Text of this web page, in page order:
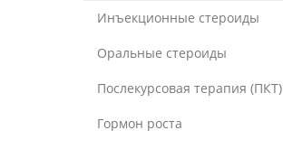
Инъекционные стероиды
Оральные стероиды
Послекурсовая терапия (ПКТ)
Гормон роста